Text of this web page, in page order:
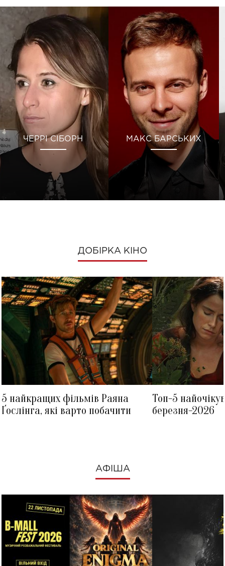
ЧЕРРІ СІБОРН МАКС БАРСЬКИХ
ДОБІРКА КІНО
5 найкращих фільмів Раяна
Ґослінга, які варто побачити
Топ-5
березня-2026
АФІША